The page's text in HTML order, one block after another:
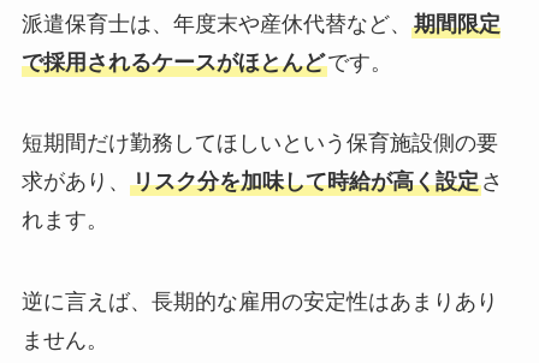
派遣保育士は、年度末や産休代替など、 期間限定
で採用されるケースがほとんどです。
短期間だけ勤務してほしいという保育施設側の要
求があり、 リスク分を加味して時給が高く設定さ
れます。
逆に言えば、長期的な雇用の安定性はあまりあり
ません。